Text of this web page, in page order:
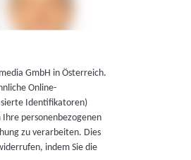
GmbH in Österreich.
Online-
Identifikatoren)
personenbezogenen
zu verarbeiten. Dies
indem Sie die